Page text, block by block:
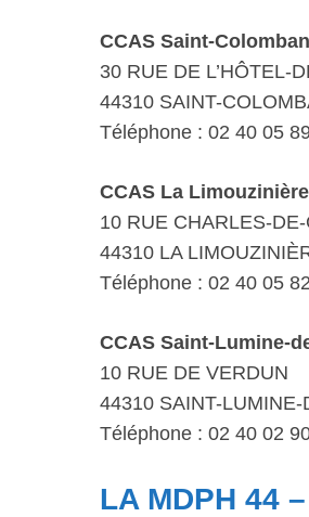
CCAS Saint-Colomban
30 RUE DE L’HÔTEL-
44310 SAINT-
Téléphone : 02 40 05
CCAS La Limouzinière
10 RUE CHARLES-
44310 LA
Téléphone : 02 40 05
CCAS Saint-Lumine-
10 RUE DE VERDUN
44310 SAINT-LUMINE-
Téléphone : 02 40 02
LA MDPH 44